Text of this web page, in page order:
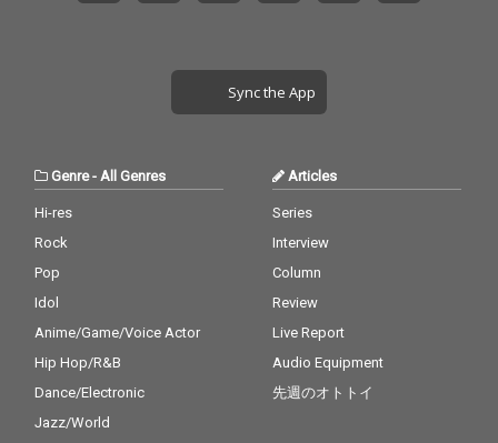
Sync the App
Genre-All Genres
Hi-res
Rock
Pop
Idol
Anime/Game/Voice Actor
Hip Hop/R&B
Dance/Electronic
Jazz/World
Articles
Series
Interview
Column
Review
Live Report
Audio Equipment
先週のオトトイ